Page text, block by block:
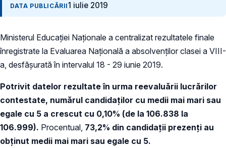
DATA PUBLICĂRII1 iulie 2019
Ministerul Educației Naționale a centralizat rezultatele finale
înregistrate la Evaluarea Națională a absolvenților clasei a VIII-
a, desfășurată în intervalul 18 - 29 iunie 2019.
Potrivit datelor rezultate în urma reevaluării lucrărilor
contestate, numărul candidaților cu medii mai mari sau
egale cu 5 a crescut cu 0,10% (de la 106.838 la
106.999). Procentual, 73,2% din candidații prezenți au
obținut medii mai mari sau egale cu 5.